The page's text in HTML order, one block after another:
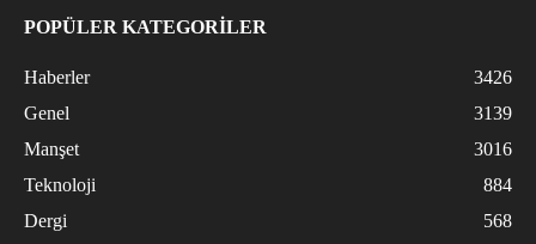
POPÜLER KATEGORİLER
Haberler
3426
Genel
3139
Manşet
3016
Teknoloji
884
Dergi
568